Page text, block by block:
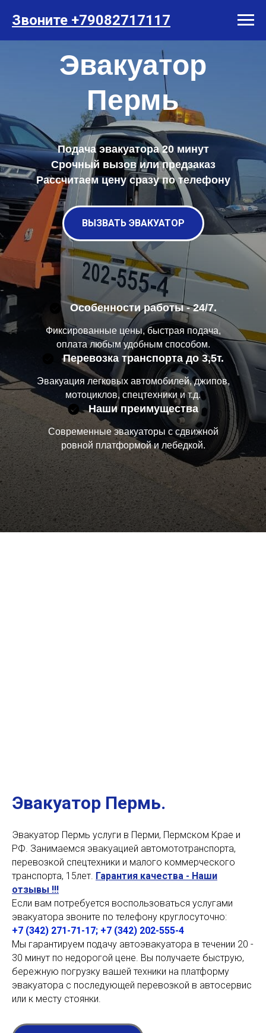
Звоните +79082717117
Эвакуатор
Пермь
Подача эвакуатора 20 минут
Срочный вызов или предзаказ
Рассчитаем цену сразу по телефону
ВЫЗВАТЬ ЭВАКУАТОР
Особенности работы - 24/7.
Фиксированные цены, быстрая подача,
оплата любым удобным способом.
Перевозка транспорта до 3,5т.
Эвакуация легковых автомобилей, джипов,
мотоциклов, спецтехники и т.д.
Наши преимущества
Современные эвакуаторы с сдвижной
ровной платформой и лебедкой.
Эвакуатор Пермь.
Эвакуатор Пермь услуги в Перми, Пермском Крае и
РФ. Занимаемся эвакуацией автомототранспорта,
перевозкой спецтехники и малого коммерческого
транспорта, 15лет. Гарантия качества - Наши
отзывы !!!
Если вам потребуется воспользоваться услугами
эвакуатора звоните по телефону круглосуточно:
+7 (342) 271-71-17; +7 (342) 202-555-4
Мы гарантируем подачу автоэвакуатора в течении 20 -
30 минут по недорогой цене. Вы получаете быструю,
бережную погрузку вашей техники на платформу
эвакуатора с последующей перевозкой в автосервис
или к месту стоянки.